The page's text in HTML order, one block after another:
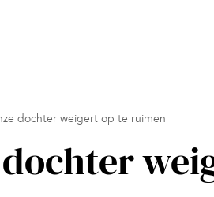
dochter weigert op te ruimen